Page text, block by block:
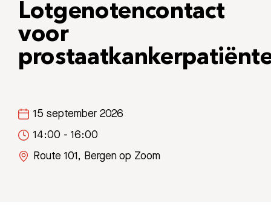
Lotgenotencontact
voor
15 september 2026
14:00 - 16:00
Route 101, Bergen op Zoom